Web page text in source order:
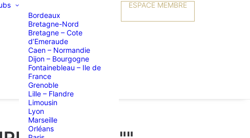
Bordeaux
Bretagne-Nord
Bretagne – Cote
d’Emeraude
Caen – Normandie
Dijon – Bourgogne
Fontainebleau – Ile de
France
Grenoble
Lille – Flandre
Limousin
Lyon
Marseille
Orléans
ESPACE MEMBRE